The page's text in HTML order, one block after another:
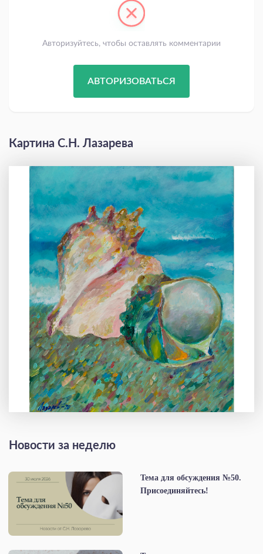
Авторизуйтесь, чтобы оставлять комментарии
АВТОРИЗОВАТЬСЯ
Картина С.Н. Лазарева
Новости за неделю
Тема для обсуждения №50.
Присоединяйтесь!